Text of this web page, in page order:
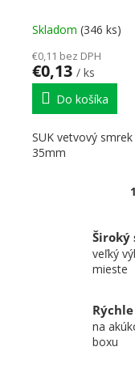
Skladom (346 ks)
€0,11 bez DPH
€0,13 / ks
Do košíka
SUK vetvový
35mm
veľký
mieste
na
boxu